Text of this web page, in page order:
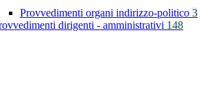
Provvedimenti organi indirizzo-politico 3
dirigenti - amministrativi 148